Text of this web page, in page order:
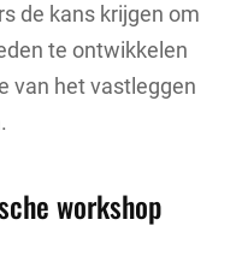
de kans krijgen om
te ontwikkelen
van het vastleggen
workshop